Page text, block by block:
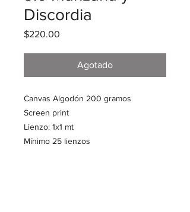
Discordia
$220.00
Agotado
Canvas Algodón 200 gramos
Screen print
Lienzo: 1x1 mt
Mínimo 25 lienzos